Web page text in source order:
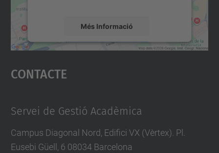
Més Informació
Accepta
powered by
Contacte
Servei de Gestió Acadèmica
Campus Diagonal Nord, Edifici VX (Vèrtex). Pl.
Eusebi Güell, 6 08034 Barcelona